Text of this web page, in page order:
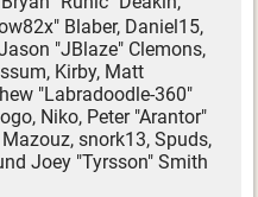
Blaber, Daniel15,
"JBlaze" Clemons,
Kirby, Matt
"Labradoodle-360"
Niko, Peter "Arantor"
snork13, Spuds,
Joey "Tyrsson" Smith